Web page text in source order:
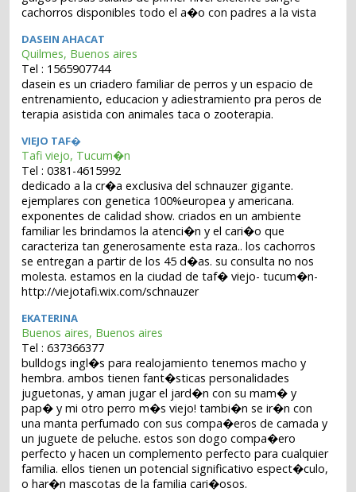
cachorros disponibles todo el a�o con padres a la vista
DASEIN AHACAT
Quilmes, Buenos aires
Tel : 1565907744
dasein es un criadero familiar de perros y un espacio de
entrenamiento, educacion y adiestramiento pra peros de
terapia asistida con animales taca o zooterapia.
VIEJO TAF�
Tafi viejo, Tucum�n
Tel : 0381-4615992
dedicado a la cr�a exclusiva del schnauzer gigante.
ejemplares con genetica 100%europea y americana.
exponentes de calidad show. criados en un ambiente
familiar les brindamos la atenci�n y el cari�o que
caracteriza tan generosamente esta raza.. los cachorros
se entregan a partir de los 45 d�as. su consulta no nos
molesta. estamos en la ciudad de taf� viejo- tucum�n-
http://viejotafi.wix.com/schnauzer
EKATERINA
Buenos aires, Buenos aires
Tel : 637366377
bulldogs ingl�s para realojamiento tenemos macho y
hembra. ambos tienen fant�sticas personalidades
juguetonas, y aman jugar el jard�n con su mam� y
pap� y mi otro perro m�s viejo! tambi�n se ir�n con
una manta perfumado con sus compa�eros de camada y
un juguete de peluche. estos son dogo compa�ero
perfecto y hacen un complemento perfecto para cualquier
familia. ellos tienen un potencial significativo espect�culo,
o har�n mascotas de la familia cari�osos.